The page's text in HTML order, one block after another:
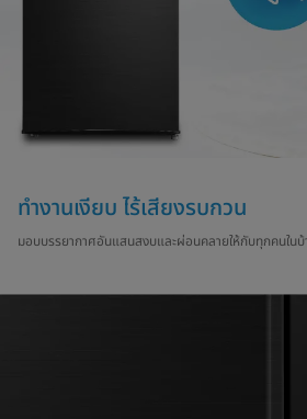
ทำงานเงียบ ไร้เสียงรบกวน
มอบบรรยากาศอันแสนสงบและผ่อนคลายให้กับทุกคนในบ้